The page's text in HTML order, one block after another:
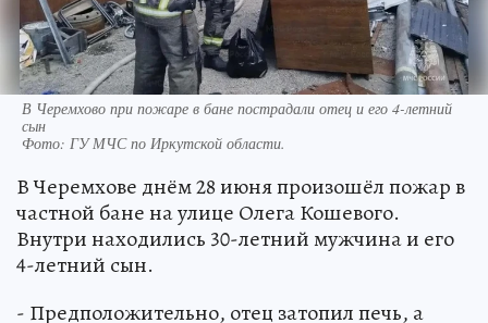
В Черемхово при пожаре в бане пострадали отец и его 4-летний
сын
Фото: ГУ МЧС по Иркутской области.
В Черемхове днём 28 июня произошёл пожар в
частной бане на улице Олега Кошевого.
Внутри находились 30-летний мужчина и его
4-летний сын.
- Предположительно, отец затопил печь, а